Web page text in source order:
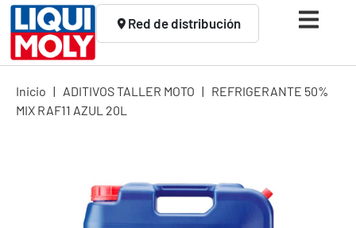
Red de distribución
Inicio | ADITIVOS TALLER MOTO | REFRIGERANTE 50%
MIX RAF11 AZUL 20L